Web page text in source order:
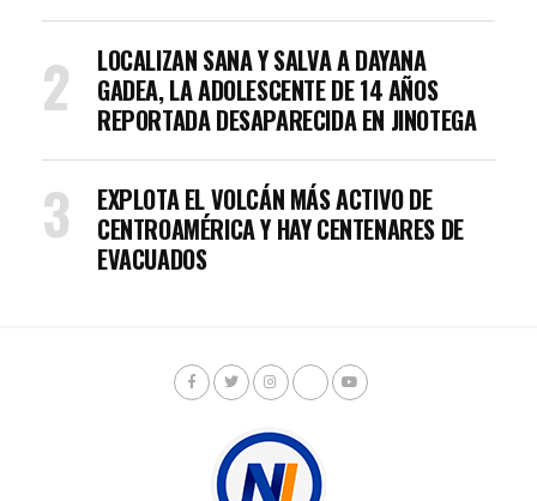
LOCALIZAN SANA Y SALVA A DAYANA
GADEA, LA ADOLESCENTE DE 14 AÑOS
REPORTADA DESAPARECIDA EN JINOTEGA
EXPLOTA EL VOLCÁN MÁS ACTIVO DE
CENTROAMÉRICA Y HAY CENTENARES DE
EVACUADOS